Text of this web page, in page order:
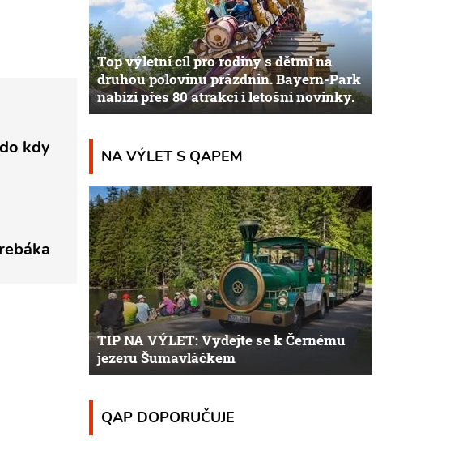
kdy
Top výletní cíl pro rodiny s dětmi na
druhou polovinu prázdnin. Bayern-Park
nabízí přes 80 atrakcí i letošní novinky.
NA VÝLET S QAPEM
TIP NA VÝLET: Vydejte se k Černému
jezeru Šumavláčkem
QAP DOPORUČUJE